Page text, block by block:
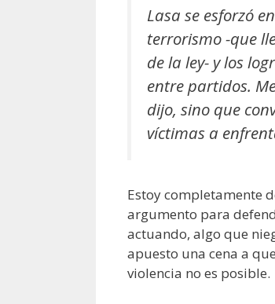
Lasa se esforzó
terrorismo -que
de la ley- y los
entre partidos.
dijo, sino que
víctimas a
Estoy completamente
argumento para
actuando, algo que
apuesto una cena a
violencia no es posible.